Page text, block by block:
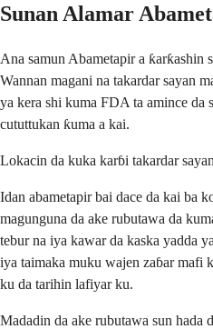
Sunan Alamar
Ana samun Abametapir a ƙarƙashin
Wannan magani na takardar sayan
ya kera shi kuma FDA ta amince da
cututtukan ƙuma a kai.
Lokacin da kuka karɓi takardar
Idan abametapir bai dace da kai ba
magunguna da ake rubutawa da
tebur na iya kawar da kaska yadda
iya taimaka muku wajen zaɓar mafi
ku da tarihin lafiyar ku.
Madadin da ake rubutawa sun hada